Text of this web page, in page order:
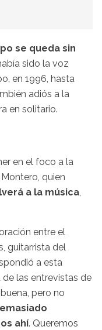
se queda sin
sido la voz
en 1996, hasta
adiós a la
en solitario.
en el foco a la
quien
a la música,
entre el
guitarrista del
a esta
las entrevistas de
pero no
ahí. Queremos